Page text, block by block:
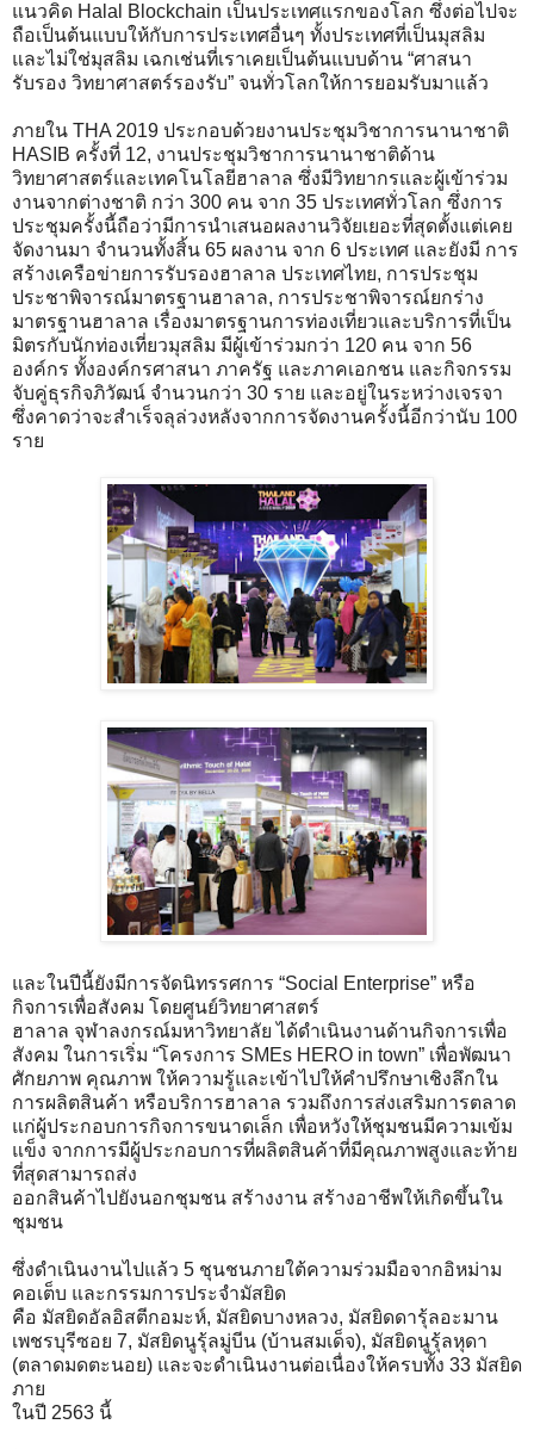
แนวคิด Halal Blockchain เป็นประเทศแรกของโลก ซึ่งต่อไปจะ
ถือเป็นต้นแบบให้กับการประเทศอื่นๆ ทั้งประเทศที่เป็นมุสลิม
และไม่ใช่มุสลิม เฉกเช่นที่เราเคยเป็นต้นแบบด้าน “ศาสนา
รับรอง วิทยาศาสตร์รองรับ” จนทั่วโลกให้การยอมรับมาแล้ว
ภายใน THA 2019 ประกอบด้วยงานประชุมวิชาการนานาชาติ
HASIB ครั้งที่ 12, งานประชุมวิชาการนานาชาติด้าน
วิทยาศาสตร์และเทคโนโลยีฮาลาล ซึ่งมีวิทยากรและผู้เข้าร่วม
งานจากต่างชาติ กว่า 300 คน จาก 35 ประเทศทั่วโลก ซึ่งการ
ประชุมครั้งนี้ถือว่ามีการนำเสนอผลงานวิจัยเยอะที่สุดตั้งแต่เคย
จัดงานมา จำนวนทั้งสิ้น 65 ผลงาน จาก 6 ประเทศ และยังมี การ
สร้างเครือข่ายการรับรองฮาลาล ประเทศไทย, การประชุม
ประชาพิจารณ์มาตรฐานฮาลาล, การประชาพิจารณ์ยกร่าง
มาตรฐานฮาลาล เรื่องมาตรฐานการท่องเที่ยวและบริการที่เป็น
มิตรกับนักท่องเที่ยวมุสลิม มีผู้เข้าร่วมกว่า 120 คน จาก 56
องค์กร ทั้งองค์กรศาสนา ภาครัฐ และภาคเอกชน และกิจกรรม
จับคู่ธุรกิจภิวัฒน์ จำนวนกว่า 30 ราย และอยู่ในระหว่างเจรจา
ซึ่งคาดว่าจะสำเร็จลุล่วงหลังจากการจัดงานครั้งนี้อีกว่านับ 100
ราย
และในปีนี้ยังมีการจัดนิทรรศการ “Social Enterprise” หรือ
กิจการเพื่อสังคม โดยศูนย์วิทยาศาสตร์
ฮาลาล จุฬาลงกรณ์มหาวิทยาลัย ได้ดำเนินงานด้านกิจการเพื่อ
สังคม ในการเริ่ม “โครงการ SMEs HERO in town” เพื่อพัฒนา
ศักยภาพ คุณภาพ ให้ความรู้และเข้าไปให้คำปรึกษาเชิงลึกใน
การผลิตสินค้า หรือบริการฮาลาล รวมถึงการส่งเสริมการตลาด
แก่ผู้ประกอบการกิจการขนาดเล็ก เพื่อหวังให้ชุมชนมีความเข้ม
แข็ง จากการมีผู้ประกอบการที่ผลิตสินค้าที่มีคุณภาพสูงและท้าย
ที่สุดสามารถส่ง
ออกสินค้าไปยังนอกชุมชน สร้างงาน สร้างอาชีพให้เกิดขึ้นใน
ชุมชน
ซึ่งดำเนินงานไปแล้ว 5 ชุนชนภายใต้ความร่วมมือจากอิหม่าม
คอเต็บ และกรรมการประจำมัสยิด
คือ มัสยิดอัลอิสตีกอมะห์, มัสยิดบางหลวง, มัสยิดดารุ้ลอะมาน
เพชรบุรีซอย 7, มัสยิดนูรุ้ลมู่บีน (บ้านสมเด็จ), มัสยิดนูรุ้ลหุดา
(ตลาดมดตะนอย) และจะดำเนินงานต่อเนื่องให้ครบทั้ง 33 มัสยิด
ภาย
ในปี 2563 นี้